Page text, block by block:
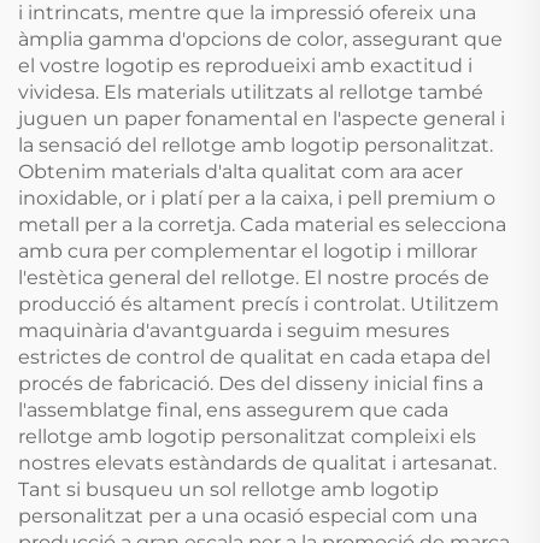
i intrincats, mentre que la impressió ofereix una
àmplia gamma d'opcions de color, assegurant que
el vostre logotip es reprodueixi amb exactitud i
vividesa. Els materials utilitzats al rellotge també
juguen un paper fonamental en l'aspecte general i
la sensació del rellotge amb logotip personalitzat.
Obtenim materials d'alta qualitat com ara acer
inoxidable, or i platí per a la caixa, i pell premium o
metall per a la corretja. Cada material es selecciona
amb cura per complementar el logotip i millorar
l'estètica general del rellotge. El nostre procés de
producció és altament precís i controlat. Utilitzem
maquinària d'avantguarda i seguim mesures
estrictes de control de qualitat en cada etapa del
procés de fabricació. Des del disseny inicial fins a
l'assemblatge final, ens assegurem que cada
rellotge amb logotip personalitzat compleixi els
nostres elevats estàndards de qualitat i artesanat.
Tant si busqueu un sol rellotge amb logotip
personalitzat per a una ocasió especial com una